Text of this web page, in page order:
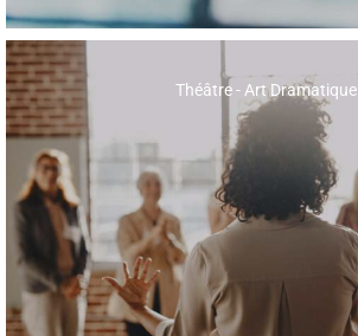
Théâtre - Art Dramatique